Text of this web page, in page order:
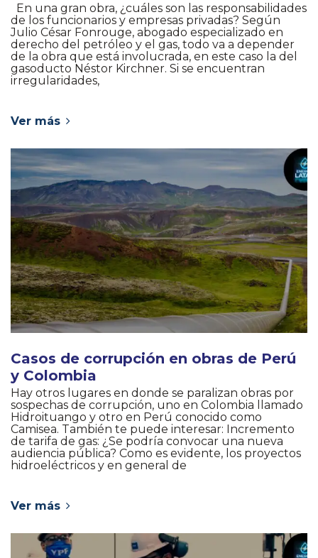
En una gran obra, ¿cuáles son las responsabilidades
de los funcionarios y empresas privadas? Según
Julio César Fonrouge, abogado especializado en
derecho del petróleo y el gas, todo va a depender
de la obra que está involucrada, en este caso la del
gasoducto Néstor Kirchner. Si se encuentran
irregularidades,
Ver más
Casos de corrupción en obras de Perú
y Colombia
Hay otros lugares en donde se paralizan obras por
sospechas de corrupción, uno en Colombia llamado
Hidroituango y otro en Perú conocido como
Camisea. También te puede interesar: Incremento
de tarifa de gas: ¿Se podría convocar una nueva
audiencia pública? Como es evidente, los proyectos
hidroeléctricos y en general de
Ver más